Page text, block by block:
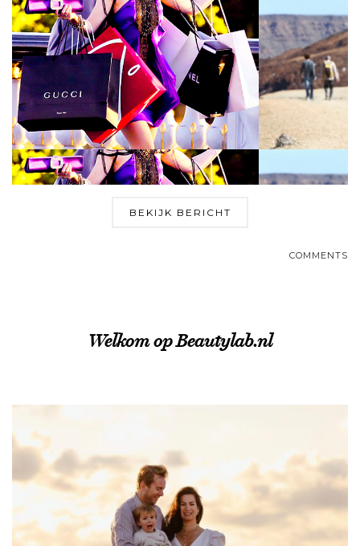
BEKIJK BERICHT
COMMENTS
Welkom op Beautylab.nl